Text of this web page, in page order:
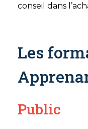
conseil dans
Les
Public